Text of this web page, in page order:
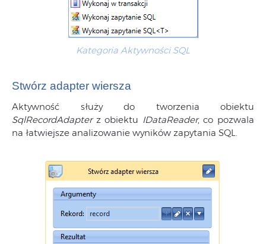
Kategoria Aktywności SQL
Stwórz adapter wiersza
Aktywność służy do tworzenia obiektu
SqlRecordAdapter z obiektu IDataReader, co pozwala
na łatwiejsze analizowanie wyników zapytania SQL.